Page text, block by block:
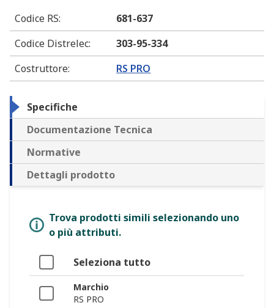
Codice RS:
681-637
Codice Distrelec:
303-95-334
Costruttore: RS PRO
Specifiche
Documentazione Tecnica
Normative
Dettagli prodotto
Trova prodotti simili selezionando uno
o più attributi.
Seleziona tutto
Marchio
RS PRO